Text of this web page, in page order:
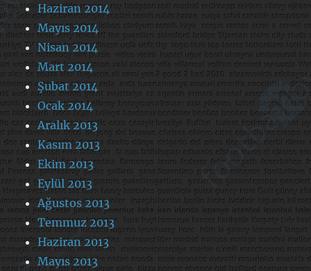
Haziran 2014
Mayıs 2014
Nisan 2014
Mart 2014
Şubat 2014
Ocak 2014
Aralık 2013
Kasım 2013
Ekim 2013
Eylül 2013
Ağustos 2013
Temmuz 2013
Haziran 2013
Mayıs 2013